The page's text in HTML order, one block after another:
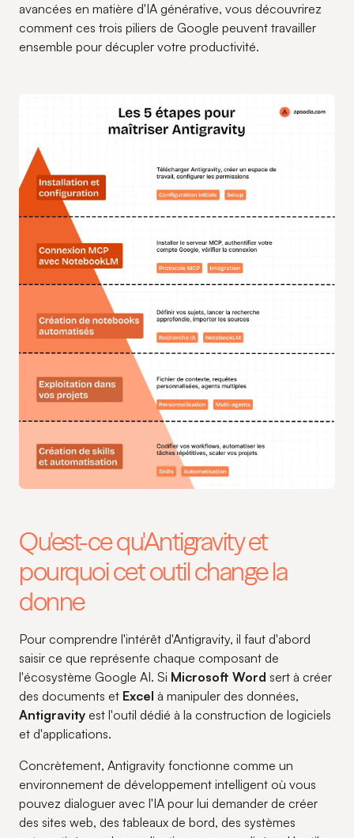
avancées en matière d'IA générative, vous découvrirez
comment ces trois piliers de Google peuvent travailler
ensemble pour décupler votre productivité.
Qu'est-ce qu'Antigravity et
pourquoi cet outil change la
donne
Pour comprendre l'intérêt d'Antigravity, il faut d'abord
saisir ce que représente chaque composant de
l'écosystème Google AI. Si Microsoft Word sert à créer
des documents et Excel à manipuler des données,
Antigravity est l'outil dédié à la construction de logiciels
et d'applications.
Concrètement, Antigravity fonctionne comme un
environnement de développement intelligent où vous
pouvez dialoguer avec l'IA pour lui demander de créer
des sites web, des tableaux de bord, des systèmes